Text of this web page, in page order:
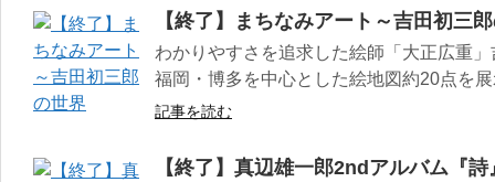
【終了】まちなみアート～吉田初三
わかりやすさを追求した絵師「大正広重
福岡・博多を中心とした絵地図約20点を
記事を読む
【終了】真辺雄一郎2ndアルバム『